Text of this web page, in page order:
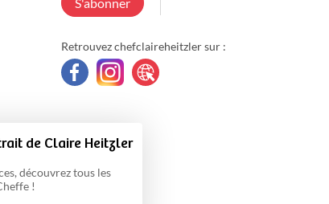
Retrouvez chefclaireheitzler sur :
de Claire Heitzler
découvrez tous les
!